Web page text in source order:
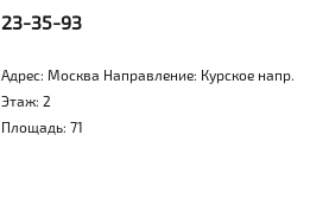
23-35-93
Адрес: Москва Направление: Курское напр.
Этаж: 2
Площадь: 71